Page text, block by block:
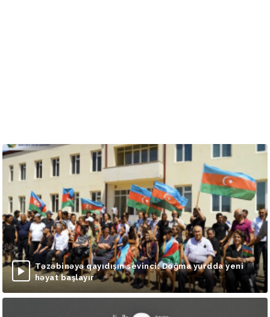
Təzəbinəyə qayıdışın sevinci: Doğma yurdda yeni
həyat başlayır